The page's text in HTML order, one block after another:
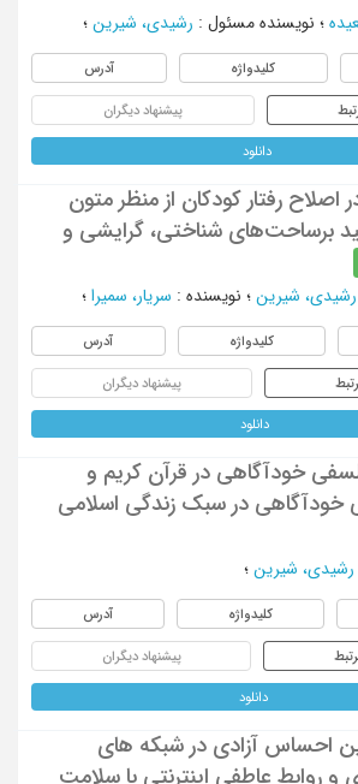
؛ نویسنده مسئول : رشیدی، شیرین ؛
کلیدواژه آدرس
پیشنهاد دیگران
دانلود
اصلاح رفتار کودکان از منظر متون
برساحت‌های شناختی، گرایشی و
رشیدی، شیرین ؛ نویسنده : سریار، سمیرا ؛
کلیدواژه آدرس
پیشنهاد دیگران
دانلود
خودآگاهی در قرآن کریم و
خودآگاهی در سبک زندگی اسلامی
رشیدی، شیرین ؛
کلیدواژه آدرس
پیشنهاد دیگران
دانلود
احساس آزادی در شبکه های
و روابط عاطفی اینترنتی با سلامت